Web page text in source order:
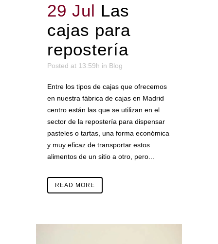
29 Jul Las
cajas para
repostería
Posted at 13:59h in Blog
Entre los tipos de cajas que ofrecemos
en nuestra fábrica de cajas en Madrid
centro están las que se utilizan en el
sector de la repostería para dispensar
pasteles o tartas, una forma económica
y muy eficaz de transportar estos
alimentos de un sitio a otro, pero...
READ MORE